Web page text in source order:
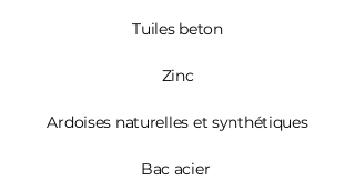
Tuiles beton
Zinc​
Ardoises naturelles et synthétiques
Bac acier